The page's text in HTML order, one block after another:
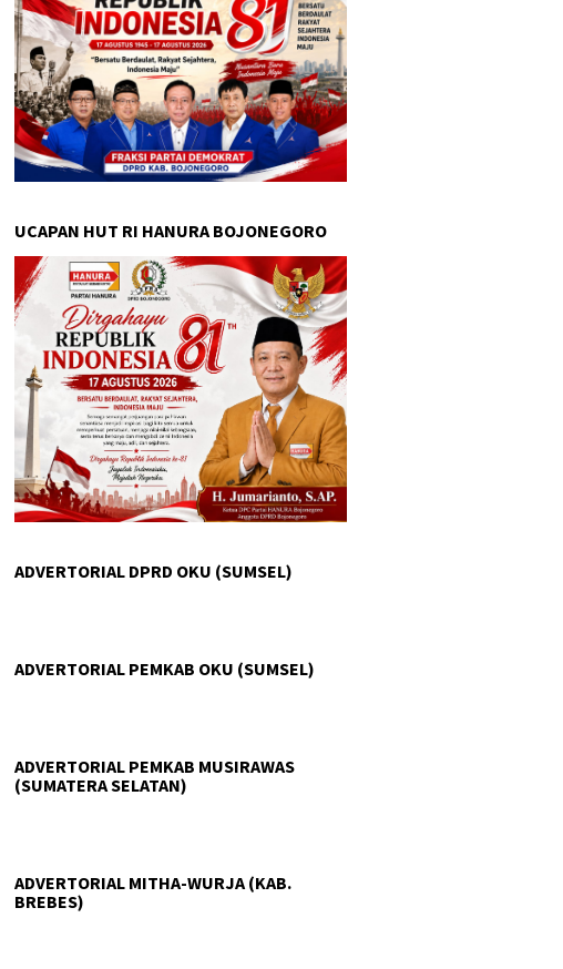
UCAPAN HUT RI HANURA BOJONEGORO
ADVERTORIAL DPRD OKU (SUMSEL)
ADVERTORIAL PEMKAB OKU (SUMSEL)
ADVERTORIAL PEMKAB MUSIRAWAS
(SUMATERA SELATAN)
ADVERTORIAL MITHA-WURJA (KAB.
BREBES)